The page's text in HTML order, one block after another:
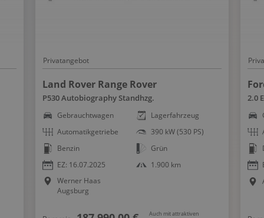
Privatangebot
Land Rover Range Rover
P530 Autobiography Standhzg.
Gebrauchtwagen
Automatikgetriebe
Benzin
EZ: 16.07.2025
Werner Haas
Augsburg
Lagerfahrzeug
390 kW (530 PS)
Grün
1.900 km
Auch mit attraktiven
2.0